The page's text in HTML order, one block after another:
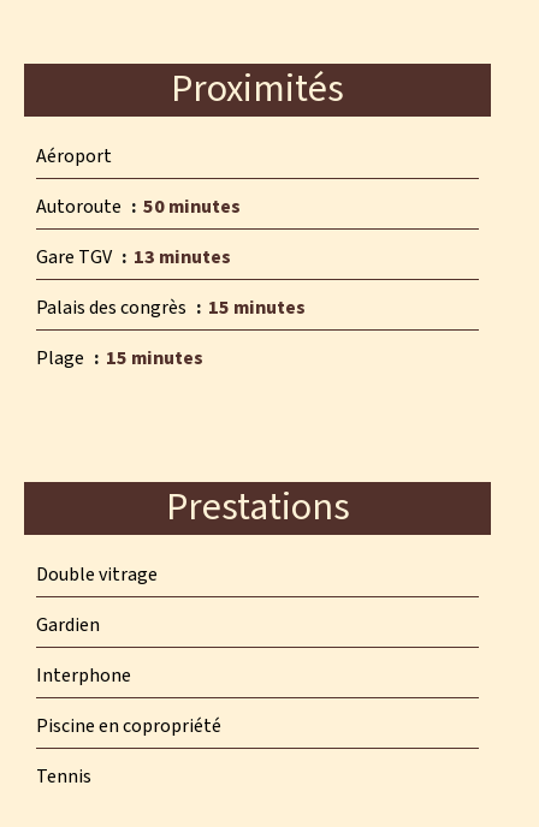
Proximités
Aéroport
Autoroute
50 minutes
Gare TGV
13 minutes
Palais des congrès
15 minutes
Plage
15 minutes
Prestations
Double vitrage
Gardien
Interphone
Piscine en copropriété
Tennis